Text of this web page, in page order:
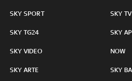
SKY SPORT
SKY TG24
SKY VIDEO
SKY ARTE
SKY TV
SKY
NOW
SKY